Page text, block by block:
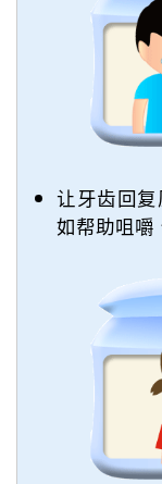
让牙齿回
如帮助咀嚼